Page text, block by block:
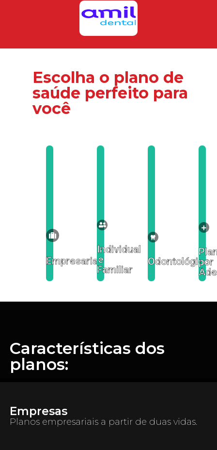
Escolha o plano de
saúde perfeito para
você
Empresarial
Individual
e
Familiar
Odontológico
por
Características dos
planos:
Empresas
Planos empresariais a partir de duas vidas.